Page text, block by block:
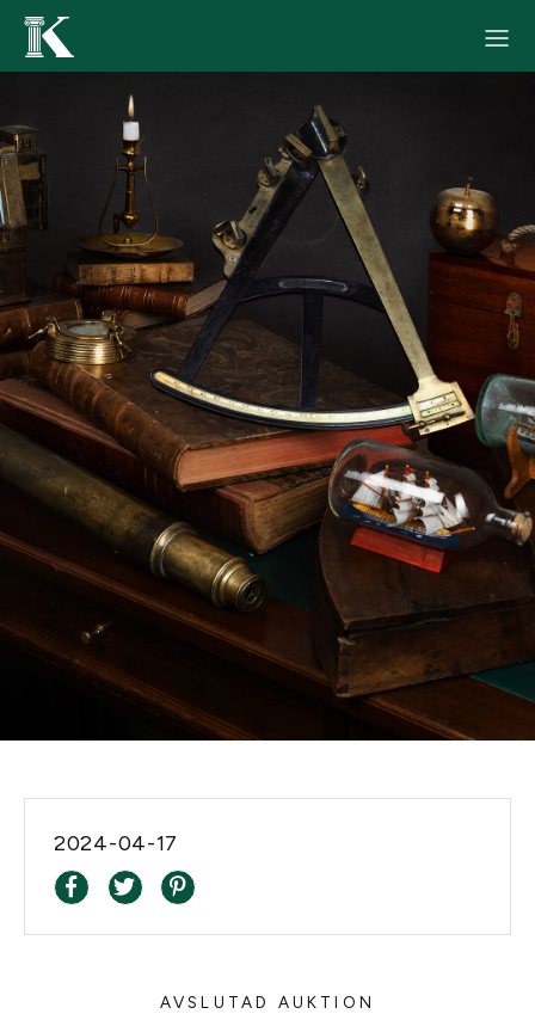
2024-04-17
AVSLUTAD AUKTION